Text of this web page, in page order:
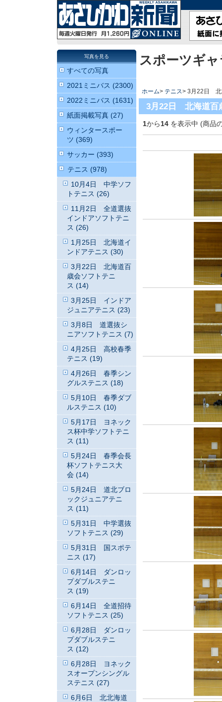
スポーツギ
ホーム> テニス> 3月22日 北
3月22日 北海道百
1から14 を表示中 (商品
写真を見る
すべての写真
2021ミニバス (2300)
2022ミニバス (1631)
紙面掲載写真 (27)
ウィンタースポー
ツ (369)
サッカー (393)
テニス (978)
10月4日 中学ソフ
トテニス (26)
11月2日 全道選抜
インドアソフトテニ
ス (26)
1月25日 北海道イ
ンドアテニス (30)
3月22日 北海道百
歳会ソフトテニ
ス (14)
3月25日 インドア
ジュニアテニス (23)
3月8日 道選抜シ
ニアソフトテニス (7)
4月25日 高校春季
テニス (19)
4月26日 春季シン
グルステニス (18)
5月10日 春季ダブ
ルステニス (10)
5月17日 ヨネック
ス杯中学ソフトテニ
ス (11)
5月24日 春季会長
杯ソフトテニス大
会 (14)
5月24日 道北ブロ
ックジュニアテニ
ス (11)
5月31日 中学選抜
ソフトテニス (29)
5月31日 国スポテ
ニス (17)
6月14日 ダンロッ
プダブルステニ
ス (19)
6月14日 全道招待
ソフトテニス (25)
6月28日 ダンロッ
プダブルステニ
ス (12)
6月28日 ヨネック
スオープンシングル
ステニス (27)
6月6日 北北海道